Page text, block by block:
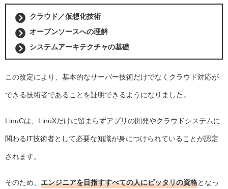
クラウド／仮想化技術
オープンソースへの理解
システムアーキテクチャの基礎
この改定により、基本的なサーバー技術だけでなくクラウド対応が
できる技術者であることを証明できるようになりました。
LinuCは、LinuXだけに留まらずアプリの開発やクラウドシステムに
関わるIT技術者として必要な知識が身につけられていることが認定
されます。
そのため、 エンジニアを目指すすべての人にピッタリの資格となっ